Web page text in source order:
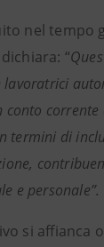
nel tempo
“
termini di
e personale”.
si affianca